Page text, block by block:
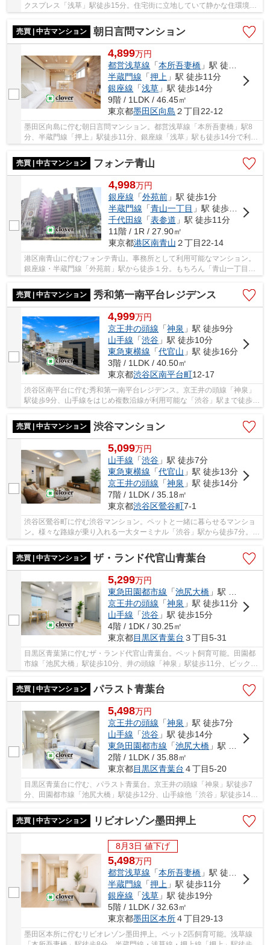
クスプレス「浅草」駅徒歩15分。住宅街に立地していて静かな住環境。
売買 | 中古マンション
朝日言問マンション
4,899万円
都営浅草線 「本所吾妻橋 」駅 徒歩8分
半蔵門線 「押上 」駅 徒歩11分
銀座線 「浅草 」駅 徒歩14分
9階 / 1LDK / 46.45㎡
東京都墨田区向島 ２丁目22-12
墨田区向島に佇む朝日言問マンション。都営浅草線「本所吾妻橋」駅8
分、半蔵門線「押上」駅徒歩11分、銀座線「浅草」駅も徒歩14分で利用
売買 | 中古マンション
フォンテ青山
4,998万円
銀座線 「外苑前」駅 徒歩1分
半蔵門線 「青山一丁目 」駅 徒歩7分
千代田線 「表参道 」駅 徒歩11分
11階 / 1R / 27.90㎡
東京都港区南青山 ２丁目22-14
港区南青山に佇むフォンテ青山。事務所として利用可能なマンション。
銀座線・半蔵門線「外苑前」駅から徒歩１分。もちろん「青山一丁目」
売買 | 中古マンション
秀和第一南平台レジデンス
4,999万円
京王井の頭線 「神泉 」駅 徒歩9分
山手線 「渋谷 」駅 徒歩10分
東急東横線 「代官山 」駅 徒歩16分
3階 / 1LDK / 40.50㎡
東京都渋谷区南平台町12-17
渋谷区南平台に佇む秀和第一南平台レジデンス。京王井の頭線「神泉」
駅徒歩9分、山手線をはじめ複数沿線が利用可能な「渋谷」駅まで徒歩
10分。住宅街に位置し、都心ながら落ち着きのあ...
売買 | 中古マンション
渋谷マンション
5,099万円
山手線 「渋谷 」駅 徒歩7分
東急東横線 「代官山 」駅 徒歩13分
京王井の頭線 「神泉 」駅 徒歩14分
7階 / 1LDK / 35.18㎡
東京都渋谷区鶯谷町7-1
渋谷区鶯谷町に佇む渋谷マンション。ペットと一緒に暮らせるマンショ
ン。様々な路線が乗り入れる一大ターミナル「渋谷」駅から徒歩7分。東
横線「代官山」駅徒歩13分、井の頭線「神泉」...
売買 | 中古マンション
ザ・ランド代官山青葉台
5,299万円
東急田園都市線 「池尻大橋 」駅 徒歩10分
京王井の頭線 「神泉 」駅 徒歩11分
山手線 「渋谷 」駅 徒歩15分
4階 / 1DK / 30.25㎡
東京都目黒区青葉台 ３丁目5-31
目黒区青葉第に佇むザ・ランド代官山青葉台。ペット飼育可能。田園都
市線「池尻大橋」駅徒歩10分、井の頭線「神泉」駅徒歩11分、ビックタ
ーミナル「渋谷」駅も徒歩圏内です。複数路線...
売買 | 中古マンション
パラスト青葉台
5,498万円
京王井の頭線 「神泉 」駅 徒歩7分
山手線 「渋谷 」駅 徒歩14分
東急田園都市線 「池尻大橋 」駅 徒歩12分
2階 / 1LDK / 35.88㎡
東京都目黒区青葉台 ４丁目5-20
目黒区青葉台に佇む、パラスト青葉台。京王井の頭線「神泉」駅徒歩7
分、田園都市線「池尻大橋」駅徒歩12分、山手線他「渋谷」駅徒歩14分
売買 | 中古マンション
リビオレゾン墨田押上
8月3日 値下げ
5,498万円
都営浅草線 「本所吾妻橋 」駅 徒歩8分
半蔵門線 「押上 」駅 徒歩11分
銀座線 「浅草 」駅 徒歩19分
5階 / 1LDK / 32.63㎡
東京都墨田区本所４丁目29-13
墨田区本所に佇むリビオレゾン墨田押上。ペット2匹飼育可能。浅草線